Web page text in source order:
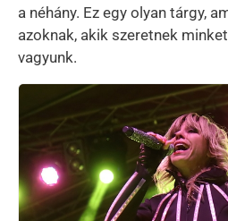
a néhány. Ez egy olyan tárgy,
azoknak, akik szeretnek
vagyunk.